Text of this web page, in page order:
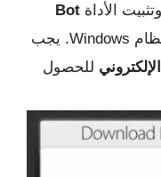
الأداة Bot
على جهاز كمبيوتر يعمل بنظام Windows. يجب
الإلكتروني للحصول